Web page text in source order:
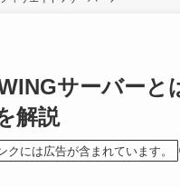
サーバーと
解説
クには広告が含まれています。